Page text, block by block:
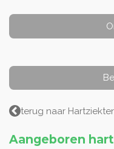
terug naar
Aangeboren